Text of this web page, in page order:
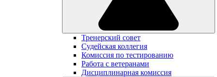
Тренерский совет
Судейская коллегия
Комиссия по тестированию
Работа с ветеранами
Дисциплинарная комиссия